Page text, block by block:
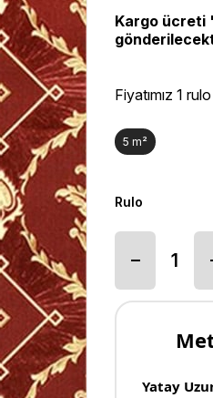
Kargo ücreti
Fiyatımız 1
5 m²
Rulo
Yatay